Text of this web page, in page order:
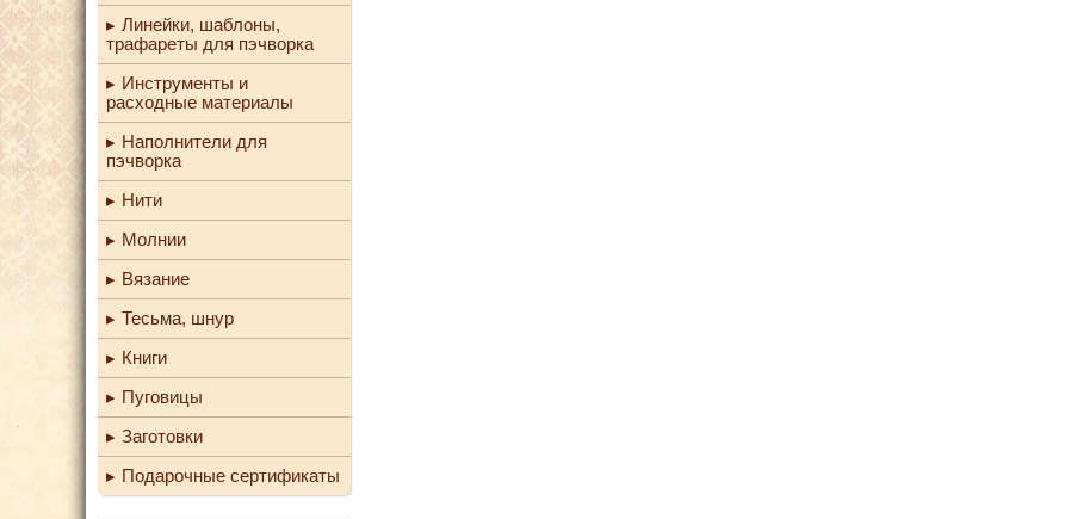
Линейки, шаблоны,
трафареты для пэчворка
Инструменты и
расходные материалы
Наполнители для
пэчворка
Нити
Молнии
Вязание
Тесьма, шнур
Книги
Пуговицы
Заготовки
Подарочные сертификаты